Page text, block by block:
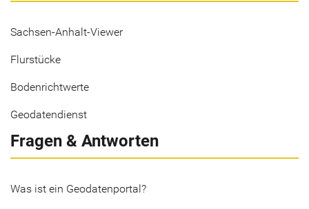
Sachsen-Anhalt-Viewer
Flurstücke
Bodenrichtwerte
Geodatendienst
Fragen & Antworten
Was ist ein Geodatenportal?